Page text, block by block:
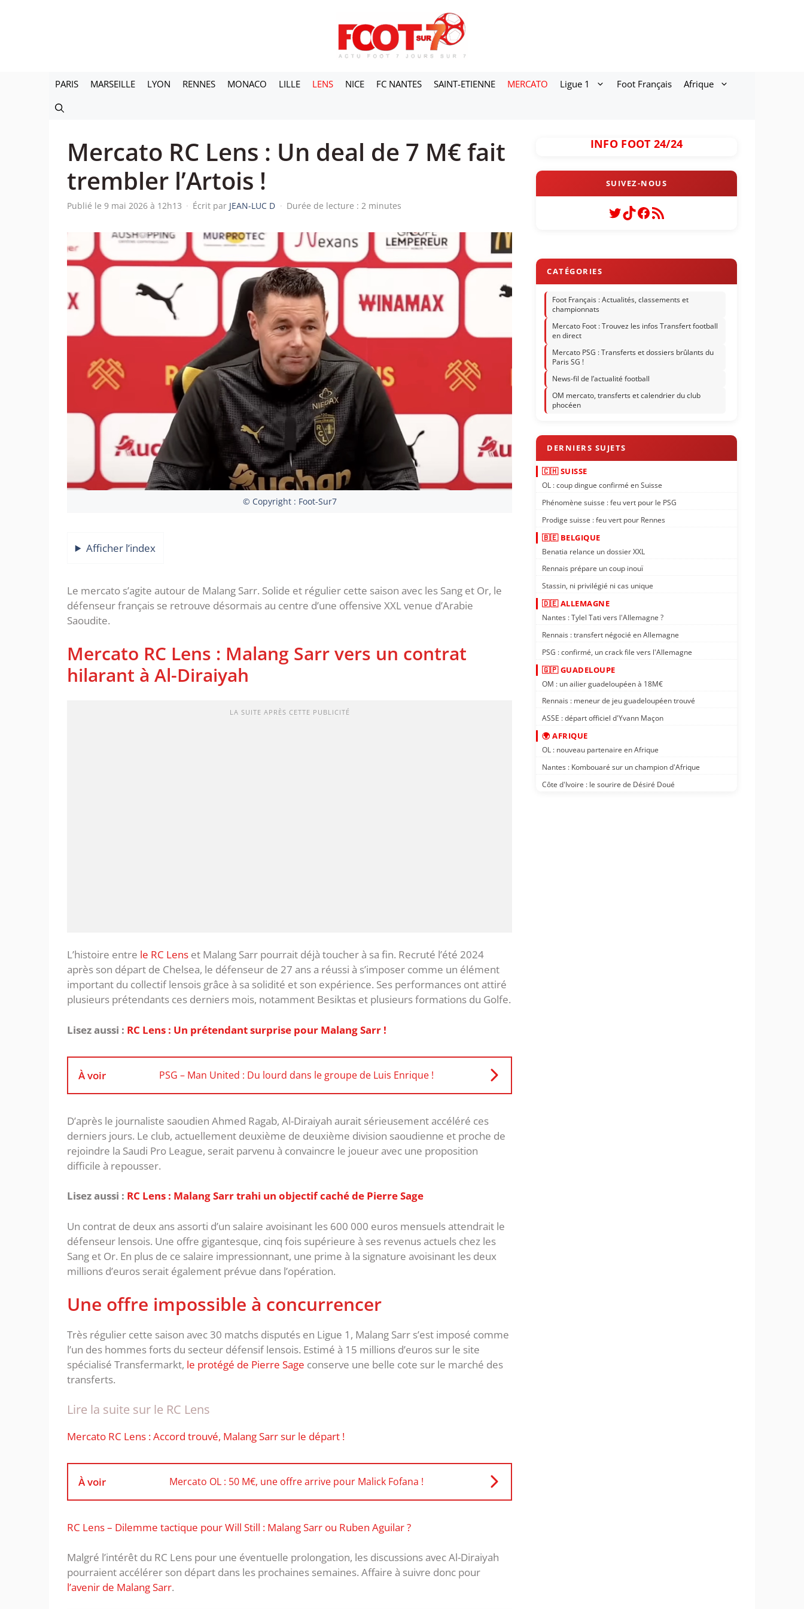
PARIS MARSEILLE LYON RENNES MONACO LILLE LENS NICE FC NANTES SAINT-ETIENNE MERCATO Ligue 1 Foot Français Afrique
Mercato RC Lens : Un deal de 7 M€ fait
trembler l’Artois !
Publié le 9 mai 2026 à 12h13 · Écrit par JEAN-LUC D · Durée de lecture : 2 minutes
© Copyright : Foot-Sur7
Afficher l’index
Le mercato s’agite autour de Malang Sarr. Solide et régulier cette saison avec les Sang et Or, le
défenseur français se retrouve désormais au centre d’une offensive XXL venue d’Arabie
Saoudite.
Mercato RC Lens : Malang Sarr vers un contrat
hilarant à Al-Diraiyah
LA SUITE APRÈS CETTE PUBLICITÉ
L’histoire entre le RC Lens et Malang Sarr pourrait déjà toucher à sa fin. Recruté l’été 2024
après son départ de Chelsea, le défenseur de 27 ans a réussi à s’imposer comme un élément
important du collectif lensois grâce à sa solidité et son expérience. Ses performances ont attiré
plusieurs prétendants ces derniers mois, notamment Besiktas et plusieurs formations du Golfe.
Lisez aussi : RC Lens : Un prétendant surprise pour Malang Sarr !
À voir PSG – Man United : Du lourd dans le groupe de Luis Enrique !
D’après le journaliste saoudien Ahmed Ragab, Al-Diraiyah aurait sérieusement accéléré ces
derniers jours. Le club, actuellement deuxième de deuxième division saoudienne et proche de
rejoindre la Saudi Pro League, serait parvenu à convaincre le joueur avec une proposition
difficile à repousser.
Lisez aussi : RC Lens : Malang Sarr trahi un objectif caché de Pierre Sage
Un contrat de deux ans assorti d’un salaire avoisinant les 600 000 euros mensuels attendrait le
défenseur lensois. Une offre gigantesque, cinq fois supérieure à ses revenus actuels chez les
Sang et Or. En plus de ce salaire impressionnant, une prime à la signature avoisinant les deux
millions d’euros serait également prévue dans l’opération.
Une offre impossible à concurrencer
Très régulier cette saison avec 30 matchs disputés en Ligue 1, Malang Sarr s’est imposé comme
l’un des hommes forts du secteur défensif lensois. Estimé à 15 millions d’euros sur le site
spécialisé Transfermarkt, le protégé de Pierre Sage conserve une belle cote sur le marché des
transferts.
Lire la suite sur le RC Lens
Mercato RC Lens : Accord trouvé, Malang Sarr sur le départ !
À voir Mercato OL : 50 M€, une offre arrive pour Malick Fofana !
RC Lens – Dilemme tactique pour Will Still : Malang Sarr ou Ruben Aguilar ?
Malgré l’intérêt du RC Lens pour une éventuelle prolongation, les discussions avec Al-Diraiyah
pourraient accélérer son départ dans les prochaines semaines. Affaire à suivre donc pour
l’avenir de Malang Sarr.
INFO FOOT 24/24
Twitter
TikTok
Facebook
Flux RSS
Foot Français : Actualités, classements et
championnats
Mercato Foot : Trouvez les infos Transfert football
en direct
Mercato PSG : Transferts et dossiers brûlants du
Paris SG !
News-fil de l’actualité football
OM mercato, transferts et calendrier du club
phocéen
🇨🇭 SUISSE
OL : coup dingue confirmé en Suisse
Phénomène suisse : feu vert pour le PSG
Prodige suisse : feu vert pour Rennes
🇧🇪 BELGIQUE
Benatia relance un dossier XXL
Rennais prépare un coup inouï
Stassin, ni privilégié ni cas unique
🇩🇪 ALLEMAGNE
Nantes : Tylel Tati vers l'Allemagne ?
Rennais : transfert négocié en Allemagne
PSG : confirmé, un crack file vers l'Allemagne
🇬🇵 GUADELOUPE
OM : un ailier guadeloupéen à 18M€
Rennais : meneur de jeu guadeloupéen trouvé
ASSE : départ officiel d'Yvann Maçon
🌍 AFRIQUE
OL : nouveau partenaire en Afrique
Nantes : Kombouaré sur un champion d'Afrique
Côte d'Ivoire : le sourire de Désiré Doué